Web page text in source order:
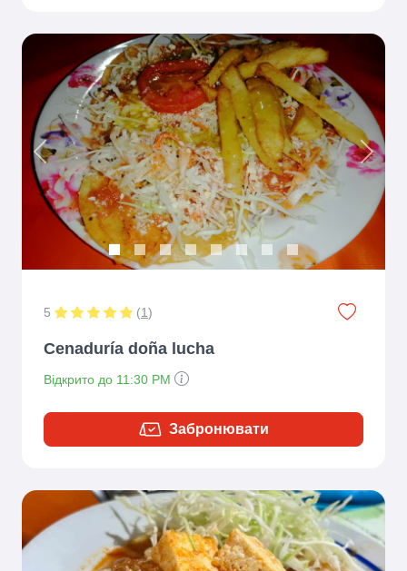
Previous Next
5 (1)
Cenaduría doña lucha
Відкрито до 11:30 PM
Забронювати